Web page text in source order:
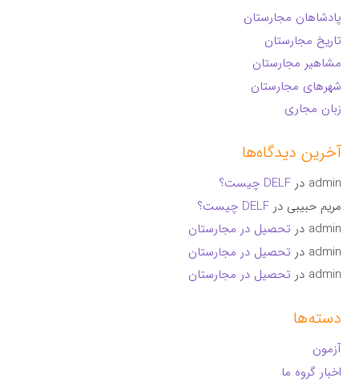
پادشاهان مجارستان
تاریخ مجارستان
مشاهیر مجارستان
شهرهای مجارستان
زبان مجاری
آخرین دیدگاه‌ها
admin درDELF چیست؟
مریم حبیبی درDELF چیست؟
admin در تحصیل در مجارستان
admin در تحصیل در مجارستان
admin در تحصیل در مجارستان
دسته‌ها
آزمون
اخبار گروه ما